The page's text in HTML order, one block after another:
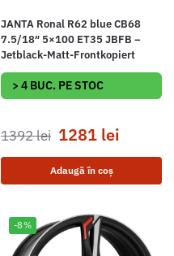
JANTA Ronal R62 blue CB68
7.5/18″ 5×100 ET35 JBFB –
Jetblack-Matt-Frontkopiert
> 4 BUC. PE STOC
1392lei 1281 lei
Adaugă în coș
-8%